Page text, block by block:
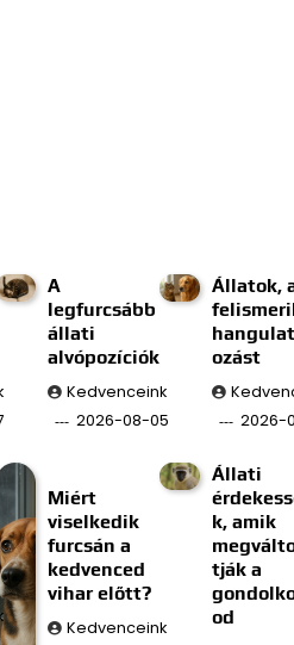
A
legfurcsább
állati
alvópozíciók
Kedvenceink
2026-08-05
Állatok,
ozást
2026-
Miért
viselkedik
furcsán a
kedvenced
vihar előtt?
Kedvenceink
Állati
k, amik
tják a
od